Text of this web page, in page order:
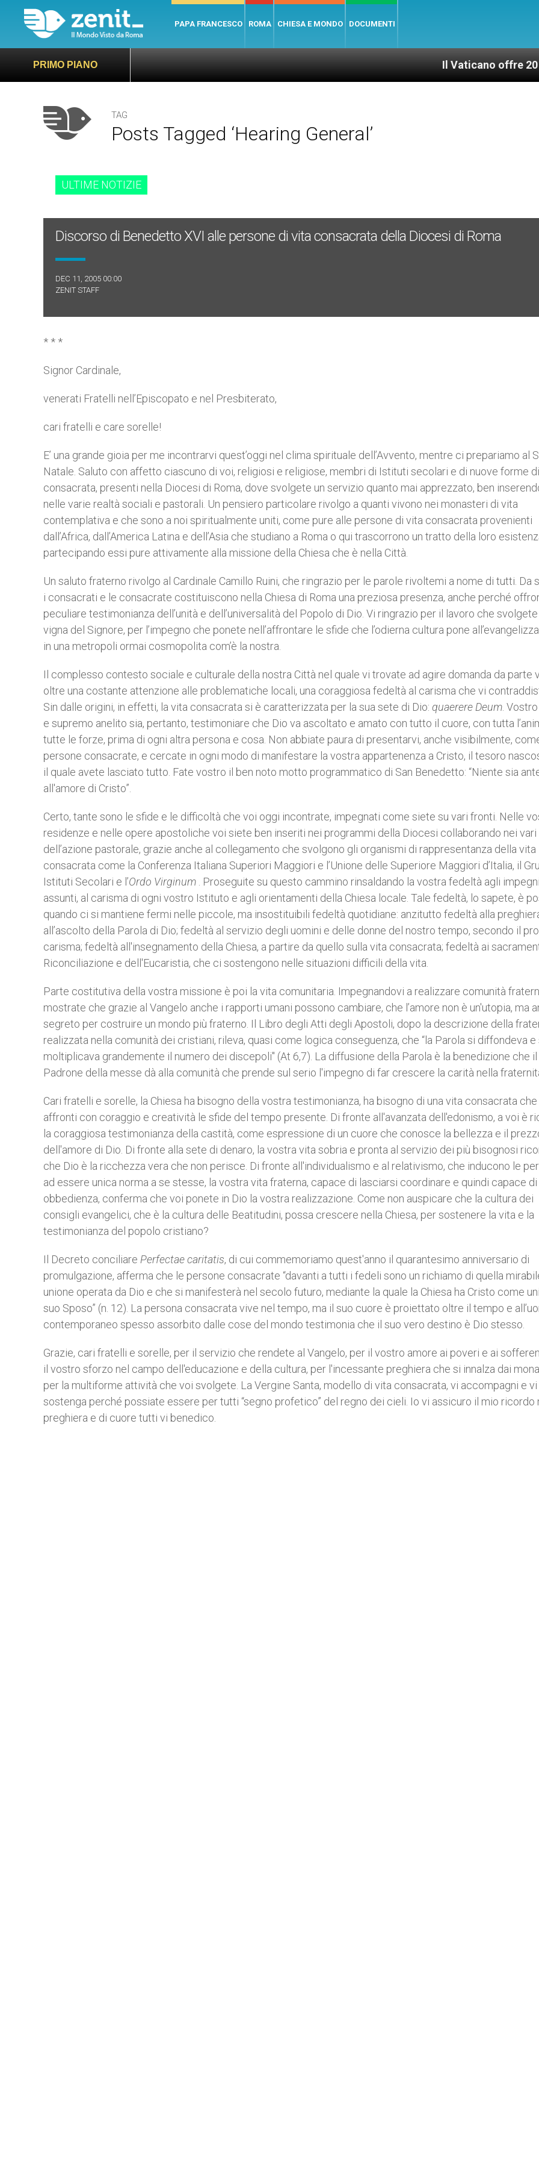
PAPA FRANCESCO ROMA CHIESA E MONDO DOCUMENTI
PRIMO PIANO Il Vaticano offre 20 punti per
TAG
Posts Tagged ‘hearing General’
ULTIME NOTIZIE
Discorso di Benedetto XVI alle persone di vita consacrata della Diocesi di Roma
DEC 11, 2005 00:00
ZENIT STAFF
* * *
Signor Cardinale,
venerati Fratelli nell’Episcopato e nel Presbiterato,
cari fratelli e care sorelle!
E’ una grande gioia per me incontrarvi quest’oggi nel clima spirituale dell’Avvento, mentre ci prepariamo al
Natale. Saluto con affetto ciascuno di voi, religiosi e religiose, membri di Istituti secolari e di nuove forme
consacrata, presenti nella Diocesi di Roma, dove svolgete un servizio quanto mai apprezzato, ben
nelle varie realtà sociali e pastorali. Un pensiero particolare rivolgo a quanti vivono nei monasteri di vita
contemplativa e che sono a noi spiritualmente uniti, come pure alle persone di vita consacrata provenienti
dall’Africa, dall’America Latina e dell’Asia che studiano a Roma o qui trascorrono un tratto della loro
partecipando essi pure attivamente alla missione della Chiesa che è nella Città.
Un saluto fraterno rivolgo al Cardinale Camillo Ruini, che ringrazio per le parole rivoltemi a nome di tutti. Da
i consacrati e le consacrate costituiscono nella Chiesa di Roma una preziosa presenza, anche perché
peculiare testimonianza dell’unità e dell’universalità del Popolo di Dio. Vi ringrazio per il lavoro che
vigna del Signore, per l’impegno che ponete nell’affrontare le sfide che l’odierna cultura pone
in una metropoli ormai cosmopolita com’è la nostra.
Il complesso contesto sociale e culturale della nostra Città nel quale vi trovate ad agire domanda da parte
oltre una costante attenzione alle problematiche locali, una coraggiosa fedeltà al carisma che vi
Sin dalle origini, in effetti, la vita consacrata si è caratterizzata per la sua sete di Dio: quaerere Deum .
e supremo anelito sia, pertanto, testimoniare che Dio va ascoltato e amato con tutto il cuore, con tutta
tutte le forze, prima di ogni altra persona e cosa. Non abbiate paura di presentarvi, anche visibilmente,
persone consacrate, e cercate in ogni modo di manifestare la vostra appartenenza a Cristo, il tesoro
il quale avete lasciato tutto. Fate vostro il ben noto motto programmatico di San Benedetto: “Niente sia
all'amore di Cristo”.
Certo, tante sono le sfide e le difficoltà che voi oggi incontrate, impegnati come siete su vari fronti. Nelle
residenze e nelle opere apostoliche voi siete ben inseriti nei programmi della Diocesi collaborando nei vari
dell’azione pastorale, grazie anche al collegamento che svolgono gli organismi di rappresentanza della vita
consacrata come la Conferenza Italiana Superiori Maggiori e l’Unione delle Superiore Maggiori d’Italia, il
Istituti Secolari e l’Ordo Virginum
. Proseguite su questo cammino rinsaldando la vostra fedeltà agli impegni
assunti, al carisma di ogni vostro Istituto e agli orientamenti della Chiesa locale. Tale fedeltà, lo sapete, è
quando ci si mantiene fermi nelle piccole, ma insostituibili fedeltà quotidiane: anzitutto fedeltà alla
all’ascolto della Parola di Dio; fedeltà al servizio degli uomini e delle donne del nostro tempo, secondo il
carisma; fedeltà all'insegnamento della Chiesa, a partire da quello sulla vita consacrata; fedeltà ai
Riconciliazione e dell'Eucaristia, che ci sostengono nelle situazioni difficili della vita.
Parte costitutiva della vostra missione è poi la vita comunitaria. Impegnandovi a realizzare comunità
mostrate che grazie al Vangelo anche i rapporti umani possono cambiare, che l’amore non è un'utopia, ma
segreto per costruire un mondo più fraterno. Il Libro degli Atti degli Apostoli, dopo la descrizione della
realizzata nella comunità dei cristiani, rileva, quasi come logica conseguenza, che “la Parola si diffondeva e
moltiplicava grandemente il numero dei discepoli" (At 6,7). La diffusione della Parola è la benedizione che il
Padrone della messe dà alla comunità che prende sul serio l'impegno di far crescere la carità nella
Cari fratelli e sorelle, la Chiesa ha bisogno della vostra testimonianza, ha bisogno di una vita consacrata che
affronti con coraggio e creatività le sfide del tempo presente. Di fronte all'avanzata dell'edonismo, a voi è
la coraggiosa testimonianza della castità, come espressione di un cuore che conosce la bellezza e il
dell'amore di Dio. Di fronte alla sete di denaro, la vostra vita sobria e pronta al servizio dei più bisognosi
che Dio è la ricchezza vera che non perisce. Di fronte all'individualismo e al relativismo, che inducono le
ad essere unica norma a se stesse, la vostra vita fraterna, capace di lasciarsi coordinare e quindi capace di
obbedienza, conferma che voi ponete in Dio la vostra realizzazione. Come non auspicare che la cultura dei
consigli evangelici, che è la cultura delle Beatitudini, possa crescere nella Chiesa, per sostenere la vita e la
testimonianza del popolo cristiano?
Il Decreto conciliare Perfectae caritatis, di cui commemoriamo quest'anno il quarantesimo anniversario di
promulgazione, afferma che le persone consacrate “davanti a tutti i fedeli sono un richiamo di quella
unione operata da Dio e che si manifesterà nel secolo futuro, mediante la quale la Chiesa ha Cristo come
suo Sposo” (n. 12). La persona consacrata vive nel tempo, ma il suo cuore è proiettato oltre il tempo e
contemporaneo spesso assorbito dalle cose del mondo testimonia che il suo vero destino è Dio stesso.
Grazie, cari fratelli e sorelle, per il servizio che rendete al Vangelo, per il vostro amore ai poveri e ai
il vostro sforzo nel campo dell'educazione e della cultura, per l'incessante preghiera che si innalza dai
per la multiforme attività che voi svolgete. La Vergine Santa, modello di vita consacrata, vi accompagni e vi
sostenga perché possiate essere per tutti “segno profetico” del regno dei cieli. Io vi assicuro il mio ricordo
preghiera e di cuore tutti vi benedico.